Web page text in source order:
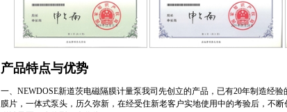
产品特点与优势
一、NEWDOSE新道茨电磁隔膜计量泵我司先创立的产品，已有20年制造经
膜片，一体式泵头，历久弥新，在经受住新老客户实地使用中的考验后，不